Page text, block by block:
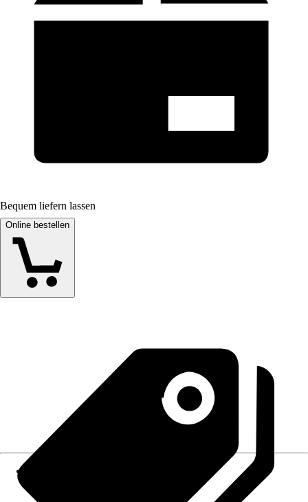
Bequem liefern lassen
Online bestellen